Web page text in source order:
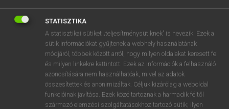
Díjmentes angol szótár
mn gyerekes
babaszerű
keresése szótárainkban
STATISZTIKA
A statisztikai sütiket „teljesítménysütiknek” is nevezik. Ezek a
sütik információkat gyűjtenek a webhely használatának
módjáról, többek között arról, hogy milyen oldalakat keresett fel
és milyen linkekre kattintott. Ezek az információk a felhasználó
azonosítására nem használhatóak, mivel az adatok
összesítettek és anonimizáltak. Céljuk kizárólag a weboldal
funkcióinak javítása. Ezek közé tartoznak a harmadik féltől
származó elemzési szolgáltatásokhoz tartozó sütik; ilyen
r t z u i o p ő ú
k l ű
n m , . - AltGr